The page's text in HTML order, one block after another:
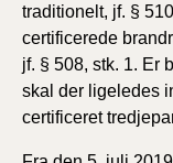
traditionelt, jf. §
certificerede
jf. § 508, stk. 1. Er
skal der ligeledes
certificeret